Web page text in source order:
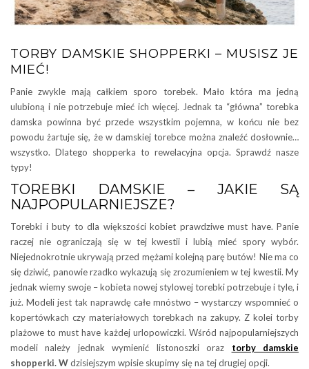
TORBY DAMSKIE SHOPPERKI – MUSISZ JE
MIEĆ!
Panie zwykle mają całkiem sporo torebek. Mało która ma jedną
ulubioną i nie potrzebuje mieć ich więcej. Jednak ta “główna” torebka
damska powinna być przede wszystkim pojemna, w końcu nie bez
powodu żartuje się, że w damskiej torebce można znaleźć dosłownie…
wszystko. Dlatego shopperka to rewelacyjna opcja. Sprawdź nasze
typy!
TOREBKI DAMSKIE – JAKIE SĄ
NAJPOPULARNIEJSZE?
Torebki i buty to dla większości kobiet prawdziwe must have. Panie
raczej nie ograniczają się w tej kwestii i lubią mieć spory wybór.
Niejednokrotnie ukrywają przed mężami kolejną parę butów! Nie ma co
się dziwić, panowie rzadko wykazują się zrozumieniem w tej kwestii. My
jednak wiemy swoje – kobieta nowej stylowej torebki potrzebuje i tyle, i
już. Modeli jest tak naprawdę całe mnóstwo – wystarczy wspomnieć o
kopertówkach czy materiałowych torebkach na zakupy. Z kolei torby
plażowe to must have każdej urlopowiczki. Wśród najpopularniejszych
modeli należy jednak wymienić listonoszki oraz torby damskie
shopperki. Wdzisiejszym wpisie skupimy się na tej drugiej opcji.